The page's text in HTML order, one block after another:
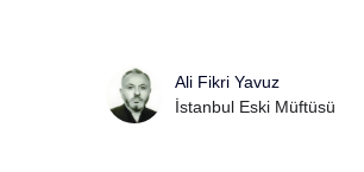
Ali Fikri Yavuz
İstanbul Eski Müftüsü